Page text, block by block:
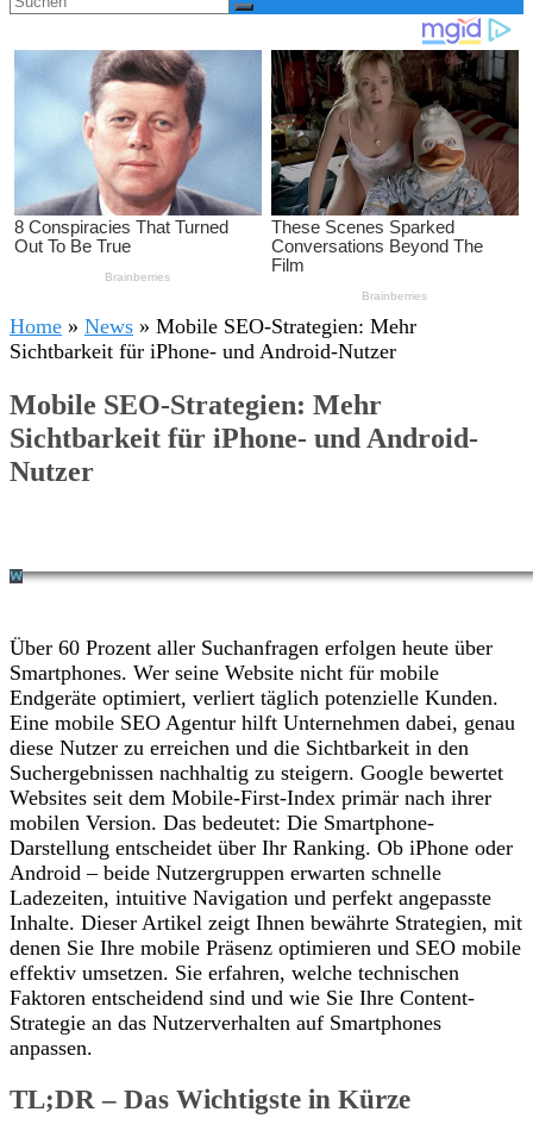
Home » News » Mobile SEO-Strategien: Mehr
Sichtbarkeit für iPhone- und Android-Nutzer
Mobile SEO-Strategien: Mehr
Sichtbarkeit für iPhone- und Android-
Nutzer
Über 60 Prozent aller Suchanfragen erfolgen heute über
Smartphones. Wer seine Website nicht für mobile
Endgeräte optimiert, verliert täglich potenzielle Kunden.
Eine mobile SEO Agentur hilft Unternehmen dabei, genau
diese Nutzer zu erreichen und die Sichtbarkeit in den
Suchergebnissen nachhaltig zu steigern. Google bewertet
Websites seit dem Mobile-First-Index primär nach ihrer
mobilen Version. Das bedeutet: Die Smartphone-
Darstellung entscheidet über Ihr Ranking. Ob iPhone oder
Android – beide Nutzergruppen erwarten schnelle
Ladezeiten, intuitive Navigation und perfekt angepasste
Inhalte. Dieser Artikel zeigt Ihnen bewährte Strategien, mit
denen Sie Ihre mobile Präsenz optimieren und SEO mobile
effektiv umsetzen. Sie erfahren, welche technischen
Faktoren entscheidend sind und wie Sie Ihre Content-
Strategie an das Nutzerverhalten auf Smartphones
anpassen.
TL;DR – Das Wichtigste in Kürze